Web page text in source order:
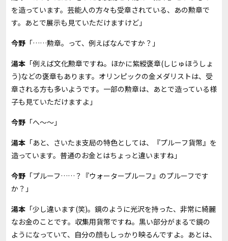
を造っています。芸能人の方々も受章されている、あの勲章で
す。あとで展示も見ていただけますけど」
今野 「……勲章。って、例えばなんですか？」
湯本 「例えば文化勲章ですね。ほかに紫綬褒章(しじゅほうしょ
う)などの褒章もあります。オリンピックの金メダリストは、受
章される方も多いようです。一部の勲章は、あとで造っている様
子も見ていただけますよ」
今野 「へ～～」
湯本 「あと、さいたま支局の特色としては、『プルーフ貨幣』を
造っています。普通のお金とはちょっと違いますね」
今野 「プルーフ……？『ウォータープルーフ』のプルーフです
か？」
湯本 「少し違います(笑)。鏡のように光沢を持った、非常に綺麗
なお金のことです。収集用貨幣ですね。黒い部分がまるで鏡の
ようになっていて、自分の顔もしっかり映るんですよ。あとは、